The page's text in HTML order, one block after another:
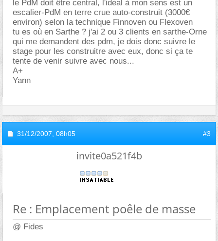
le PdM doit être central, l'idéal à mon sens est un
escalier-PdM en terre crue auto-construit (3000
environ) selon la technique Finnoven ou Flexoven
tu es où en Sarthe ? j'ai 2 ou 3 clients en sarthe-Orne
qui me demandent des pdm, je dois donc suivre le
stage pour les construitre avec eux, donc si ça te
tente de venir suivre avec nous...
A+
Yann
31/12/2007, 08h05 #3
invite0a521f4b
Re : Emplacement poêle de masse
@ Fides